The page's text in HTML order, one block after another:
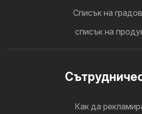
Cписък на
списък на
Как да